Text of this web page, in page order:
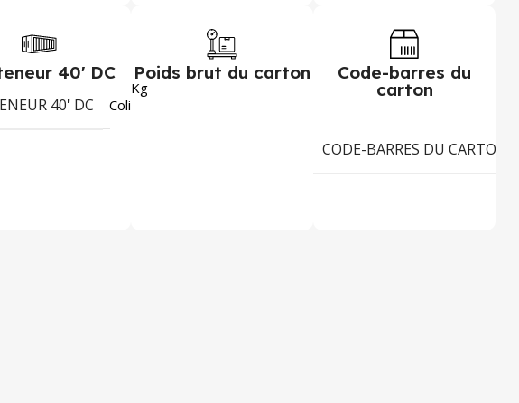
40' DC
40' DC 3446
Colis
Poids brut du carton
Kg
Code-barres du
carton
CODE-BARRES DU CARTON